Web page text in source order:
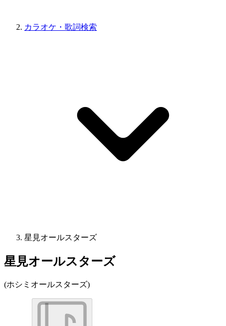
カラオケ・歌詞検索
星見オールスターズ
星見オールスターズ
(ホシミオールスターズ)